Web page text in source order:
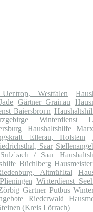
Uentrop, Westfalen
Gärtner Grainau
Baiersbronn
Winterdienst
Haushaltshilfe
Ellerau, Holstein
Saar
/ Saar
Büchlberg
Altmühltal
Winterdienst
Gärtner Putbus
Riederwald
(Kreis Lörrach)